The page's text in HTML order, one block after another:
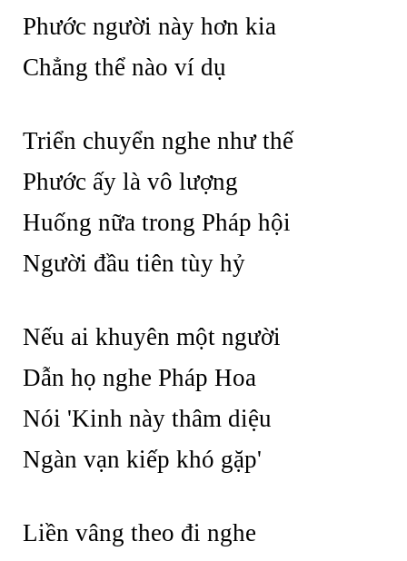
Phước người này hơn kia
Chẳng thể nào ví dụ
Triển chuyển nghe như thế
Phước ấy là vô lượng
Huống nữa trong Pháp hội
Người đầu tiên tùy hỷ
Nếu ai khuyên một người
Dẫn họ nghe Pháp Hoa
Nói 'Kinh này thâm diệu
Ngàn vạn kiếp khó gặp'
Liền vâng theo đi nghe